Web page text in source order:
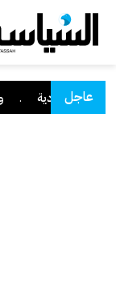
عاجل
السعودية